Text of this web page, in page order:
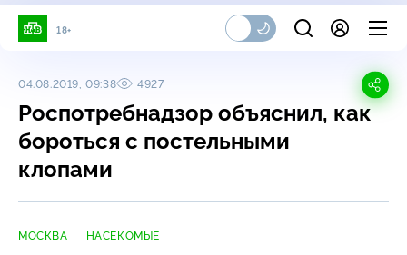
18+
04.08.2019, 09:38 4927
Роспотребнадзор объяснил, как
бороться с постельными
клопами
МОСКВА НАСЕКОМЫЕ